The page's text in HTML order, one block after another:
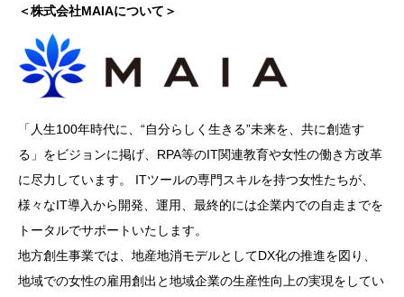
＜株式会社MAIAについて＞
「人生100年時代に、“自分らしく生きる”未来を、共に創造す
る」をビジョンに掲げ、RPA等のIT関連教育や女性の働き方改革
に尽力しています。 ITツールの専門スキルを持つ女性たちが、
様々なIT導入から開発、運用、最終的には企業内での自走までを
トータルでサポートいたします。
地方創生事業では、地産地消モデルとしてDX化の推進を図り、
地域での女性の雇用創出と地域企業の生産性向上の実現をしてい